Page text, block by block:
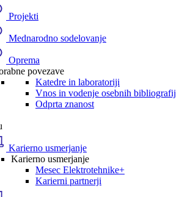
Projekti
Mednarodno sodelovanje
Oprema
povezave
Katedre in laboratoriji
Vnos in vodenje osebnih bibliografij
Odprta znanost
Karierno usmerjanje
Karierno usmerjanje
Mesec Elektrotehnike+
Karierni partnerji